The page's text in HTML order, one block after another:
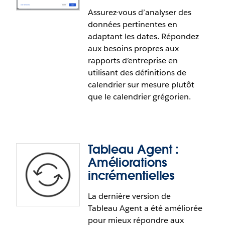
Tableau Pulse : Questions et
réponses améliorées pour le logiciel
Améliorez l’extensibilité et réduisez les erreurs
d’interprétation de vos activités en posant des
questions dans la langue que vous préférez.
Explorez les renseignements utiles dans votre
Cette fonctionnalité répond en tout ou en partie
à la demande suivante sur la plateforme
IdeaExchange de Salesforce :Tableau Pulse offert
en d’autres langues.
Assurez-vous d’analyser des
données pertinentes en
adaptant les dates. Répondez
aux besoins propres aux
rapports d’entreprise en
utilisant des définitions de
calendrier sur mesure plutôt
que le calendrier grégorien.
Tableau Pulse : Calendrier sur mesure
Assurez-vous d’analyser des données pertinentes
Tableau Agent :
Améliorations
incrémentielles
La dernière version de
Tableau Agent a été améliorée
pour mieux répondre aux